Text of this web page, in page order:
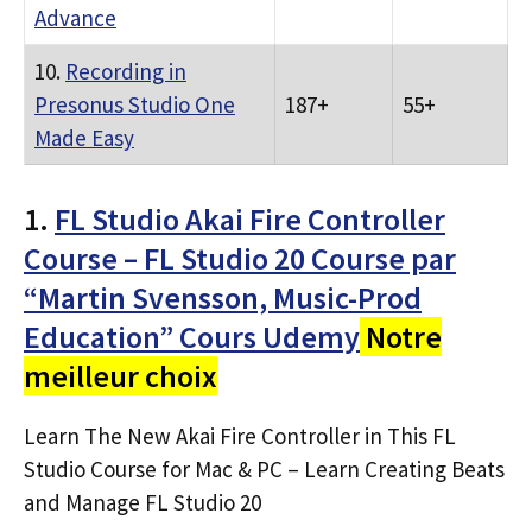
Advance
10. Recording in
Presonus Studio One
Made Easy
187+ 55+
1. FL Studio Akai Fire Controller
Course – FL Studio 20 Course par
“Martin Svensson, Music-Prod
Education” Cours Udemy Notre
meilleur choix
Learn The New Akai Fire Controller in This FL
Studio Course for Mac & PC – Learn Creating Beats
and Manage FL Studio 20